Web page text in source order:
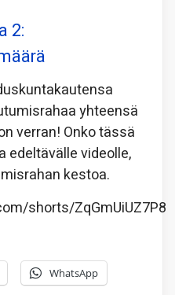
2:
yhteensä
verran! Onko tässä
edeltävälle videolle,
kestoa.
shorts/ZqGmUiUZ7P8
WhatsApp